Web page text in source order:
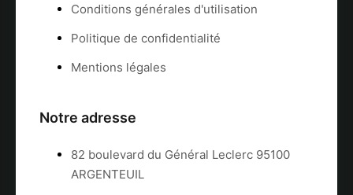
Conditions générales d'utilisation
Politique de confidentialité
Mentions légales
Notre adresse
82 boulevard du Général Leclerc 95100
ARGENTEUIL